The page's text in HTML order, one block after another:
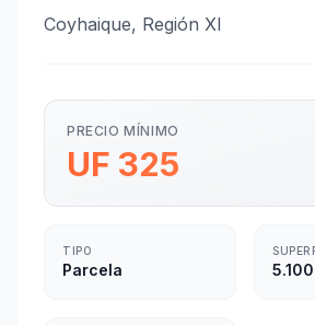
Coyhaique, Región XI
PRECIO MÍNIMO
UF 325
TIPO
Parcela